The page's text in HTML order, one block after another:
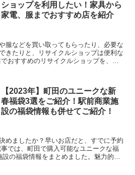
ショップを利用したい！家具から
家電、服までおすすめ店を紹介
服などを買い取ってもらったり、必要な
きたりと、リサイクルショップは便利な
【2023年】町田のユニークな新
春福袋3選をご紹介！駅前商業施
設の福袋情報も併せてご紹介！
めましたか？早いお店だと、すでに予約
の福袋情報をまとめました。魅力的な